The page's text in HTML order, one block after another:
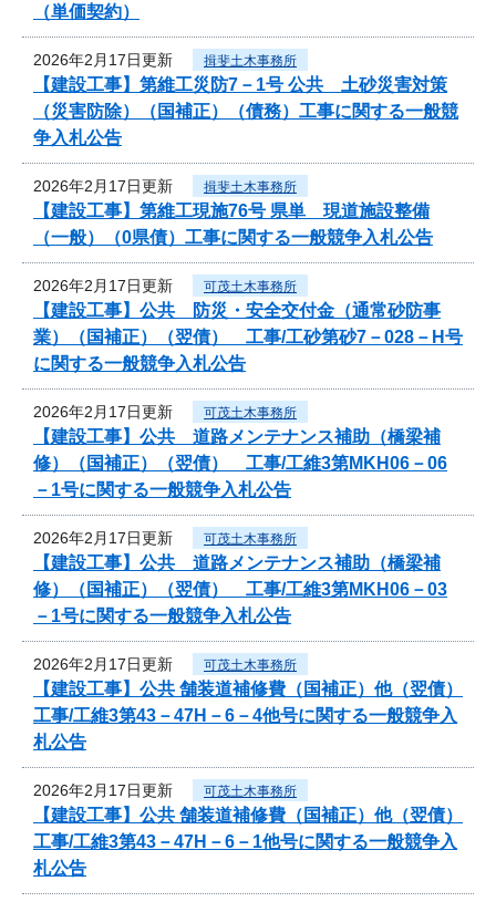
（単価契約）
2026年2月17日更新 揖斐土木事務所
【建設工事】第維工災防7－1号 公共 土砂災害対策
（災害防除）（国補正）（債務）工事に関する一般競
争入札公告
2026年2月17日更新 揖斐土木事務所
【建設工事】第維工現施76号 県単 現道施設整備
（一般）（0県債）工事に関する一般競争入札公告
2026年2月17日更新 可茂土木事務所
【建設工事】公共 防災・安全交付金（通常砂防事
業）（国補正）（翌債） 工事/工砂第砂7－028－H号
に関する一般競争入札公告
2026年2月17日更新 可茂土木事務所
【建設工事】公共 道路メンテナンス補助（橋梁補
修）（国補正）（翌債） 工事/工維3第MKH06－06
－1号に関する一般競争入札公告
2026年2月17日更新 可茂土木事務所
【建設工事】公共 道路メンテナンス補助（橋梁補
修）（国補正）（翌債） 工事/工維3第MKH06－03
－1号に関する一般競争入札公告
2026年2月17日更新 可茂土木事務所
【建設工事】公共 舗装道補修費（国補正）他（翌債）
工事/工維3第43－47H－6－4他号に関する一般競争入
札公告
2026年2月17日更新 可茂土木事務所
【建設工事】公共 舗装道補修費（国補正）他（翌債）
工事/工維3第43－47H－6－1他号に関する一般競争入
札公告